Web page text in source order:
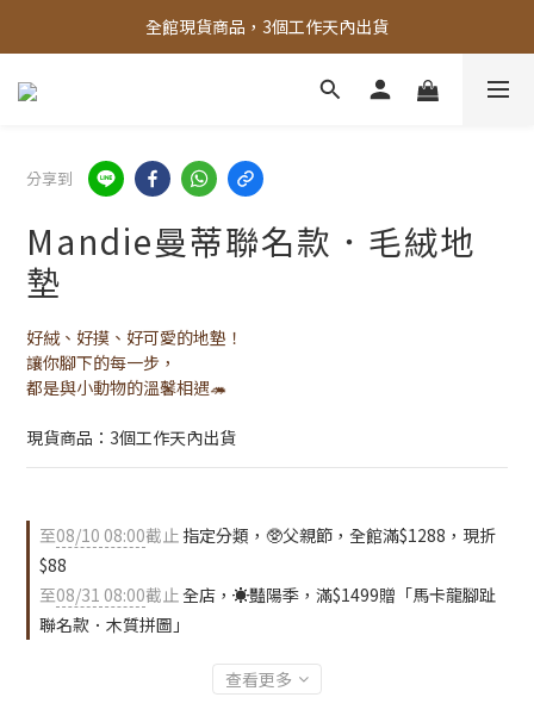
全館，滿888超取免運｜滿1500宅配免運
全館，滿888超取免運｜滿1500宅配免運
分享到
Mandie曼蒂聯名款．毛絨地
墊
好絨、好摸、好可愛的地墊！
讓你腳下的每一步，
都是與小動物的溫馨相遇🦔
現貨商品：3個工作天內出貨
至08/10 08:00截止 指定分類，🥸父親節，全館滿$1288，現折
$88
至08/31 08:00截止全店，☀️豔陽季，滿$1499贈「馬卡龍腳趾
聯名款．木質拼圖」
查看更多